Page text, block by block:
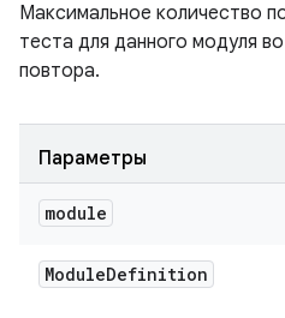
Максимальное количество
теста для данного модуля
повтора.
Параметры
module
ModuleDefinition